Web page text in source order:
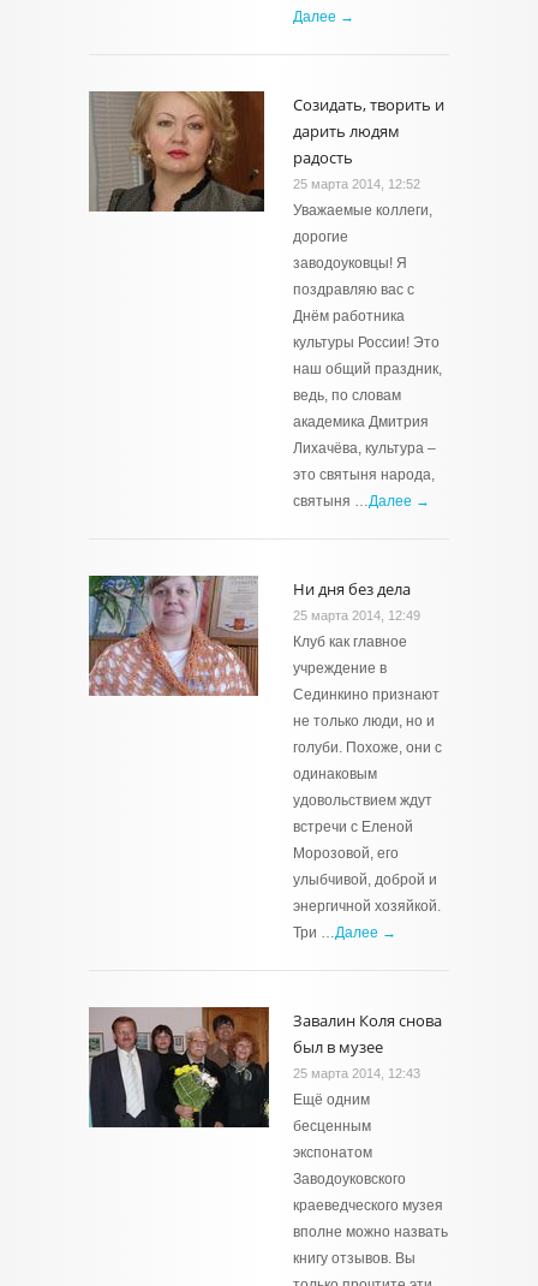
Далее →
Созидать, творить и
дарить людям
радость
25 марта 2014, 12:52
Уважаемые коллеги,
дорогие
заводоуковцы! Я
поздравляю вас с
Днём работника
культуры России! Это
наш общий праздник,
ведь, по словам
академика Дмитрия
Лихачёва, культура –
это святыня народа,
святыня …Далее →
Ни дня без дела
25 марта 2014, 12:49
Клуб как главное
учреждение в
Сединкино признают
не только люди, но и
голуби. Похоже, они с
одинаковым
удовольствием ждут
встречи с Еленой
Морозовой, его
улыбчивой, доброй и
энергичной хозяйкой.
Три …Далее →
Завалин Коля снова
был в музее
25 марта 2014, 12:43
Ещё одним
бесценным
экспонатом
Заводоуковского
краеведческого музея
вполне можно назвать
книгу отзывов. Вы